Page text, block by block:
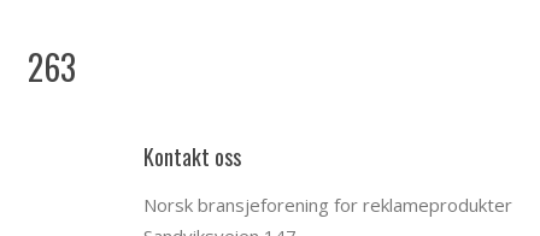
263
Kontakt oss
Norsk bransjeforening for reklameprodukter